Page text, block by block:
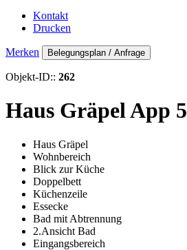
Kontakt
Drucken
Merken Belegungsplan / Anfrage
Objekt-ID:: 262
Haus Gräpel App 5
Haus Gräpel
Wohnbereich
Blick zur Küche
Doppelbett
Küchenzeile
Essecke
Bad mit Abtrennung
2.Ansicht Bad
Eingangsbereich